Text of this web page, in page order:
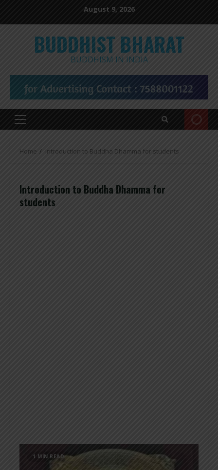
August 9, 2026
BUDDHIST BHARAT
BUDDHISM IN INDIA
Primary
Home Introduction to Buddha Dhamma for students
Introduction to Buddha Dhamma for
students
1 MIN READ